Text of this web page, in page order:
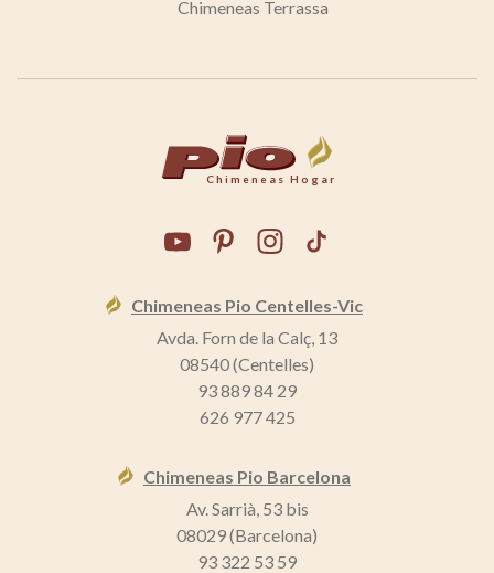
Chimeneas Terrassa
Chimeneas Hogar
Chimeneas Pio Centelles-Vic
Avda. Forn de la Calç, 13
08540 (Centelles)
93 889 84 29
626 977 425
Chimeneas Pio Barcelona
Av. Sarrià, 53 bis
08029 (Barcelona)
93 322 53 59